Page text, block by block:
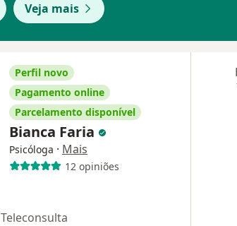
Veja mais
Perfil novo
Pagamento online
Parcelamento disponível
Bianca Faria
Psicóloga · Mais
12 opiniões
Teleconsulta